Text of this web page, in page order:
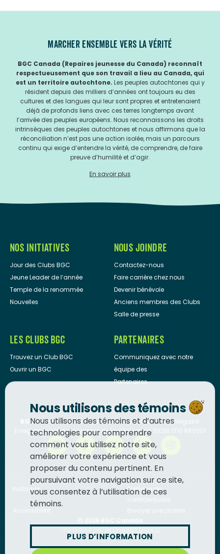
MARCHER ENSEMBLE VERS LA VÉRITÉ
BGC Canada (Repaires jeunesse du Canada) reconnaît
respectueusement que son travail a lieu au Canada, qui
est un territoire autochtone. Les peuples autochtones qui y
résident depuis des milliers d’années ont toujours eu des
cultures et des langues qui leur sont propres et entretenaient
déjà de profonds liens avec ces terres longtemps avant
l’arrivée des peuples européens. Nous reconnaissons les droits
intrinsèques des peuples autochtones et nous affirmons que la
réconciliation n’est pas une action isolée, mais un parcours
continu qui exige d’entendre la vérité, de comprendre, de faire
preuve d’humilité et d’agir.
En savoir plus
NOS INITIATIVES
Jour des Clubs BGC
Jeune Leader de l’année
Temple de la renommée
Nouvelles
NOUS JOINDRE
Contactez-nous
Faire carrière chez nous
Devenir bénévole
Anciens membres des Clubs
Salle de presse
LES CLUBS BGC
Trouvez un Club BGC
Ouvrir un BGC
PARTENAIRES
Communiquez avec notre
équipe des
Partenaires
BGC Canadaest un organisme de bienfaisance enregistré.
Enregistrement d’organisme de bienfaisance: 13036 1710 RR0001
Politiques
Politique de
Nous utilisons des témoins
Nous utilisons des témoins et d’autres
technologies pour comprendre
comment vous utilisez notre site,
améliorer votre expérience et vous
proposer du contenu pertinent. En
poursuivant votre navigation sur ce site,
vous consentez à l’utilisation de ces
témoins.
PLUS D’INFORMATION